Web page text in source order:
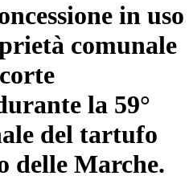
in uso
comunale
la 59°
del tartufo
delle Marche.